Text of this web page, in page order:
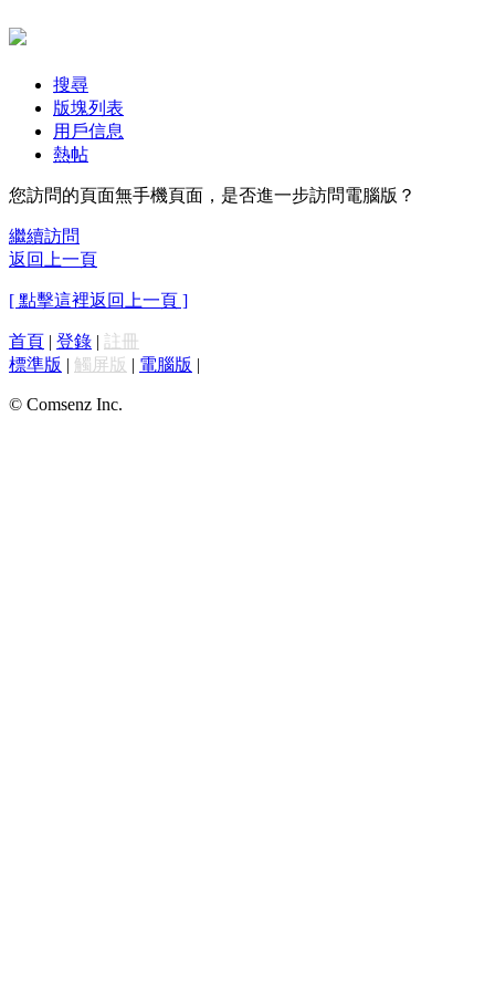
搜尋
版塊列表
用戶信息
熱帖
您訪問的頁面無手機頁面，是否進一步訪問電腦版？
繼續訪問
返回上一頁
[ 點擊這裡返回上一頁 ]
首頁 | 登錄 | 註冊
標準版 | 觸屏版 | 電腦版 |
© Comsenz Inc.